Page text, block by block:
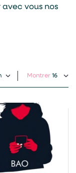
vous nos
Montrer